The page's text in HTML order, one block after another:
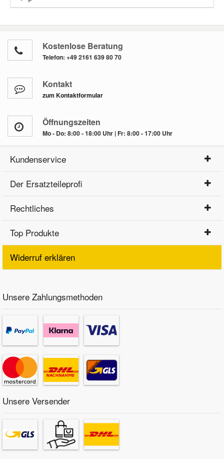
Kostenlose Beratung
Telefon: +49 2161 639 80 70
Kontakt
zum Kontaktformular
Öffnungszeiten
Mo - Do: 8:00 - 18:00 Uhr | Fr: 8:00 - 17:00 Uhr
Kundenservice
Der Ersatzteileprofi
Rechtliches
Top Produkte
Widerruf erklären
Unsere Zahlungsmethoden
Unsere Versender